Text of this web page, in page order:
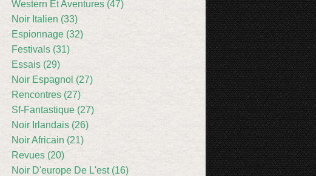
Western Et Aventures (47)
Noir Italien (33)
Espionnage (32)
Festivals (31)
Essais (29)
Noir Espagnol (27)
Rencontres (27)
Sf-Fantastique (27)
Noir Irlandais (26)
Noir Africain (21)
Revues (20)
Noir D'europe De L'est (16)